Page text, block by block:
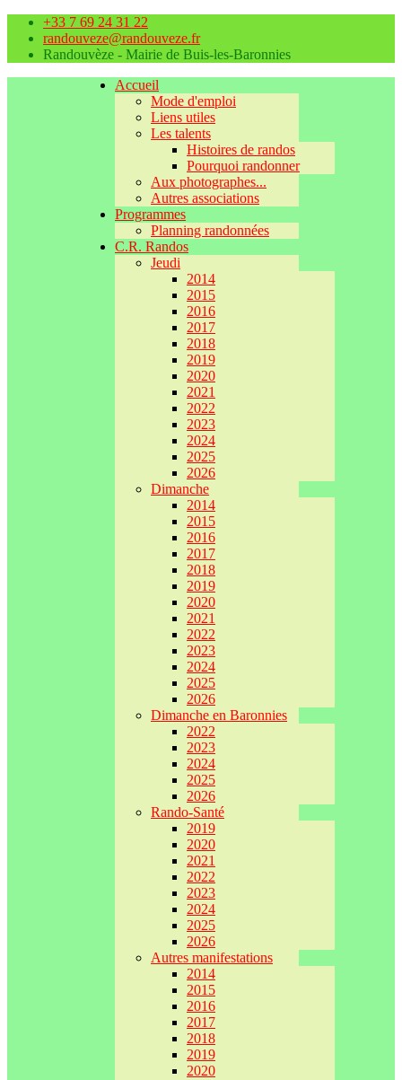
+33 7 69 24 31 22
randouveze@randouveze.fr
Randouvèze - Mairie de Buis-les-Baronnies
Accueil
Mode d'emploi
Liens utiles
Les talents
Histoires de randos
Pourquoi randonner
Aux photographes...
Autres associations
Programmes
Planning randonnées
C.R. Randos
Jeudi
2014
2015
2016
2017
2018
2019
2020
2021
2022
2023
2024
2025
2026
Dimanche
2014
2015
2016
2017
2018
2019
2020
2021
2022
2023
2024
2025
2026
Dimanche en Baronnies
2022
2023
2024
2025
2026
Rando-Santé
2019
2020
2021
2022
2023
2024
2025
2026
Autres manifestations
2014
2015
2016
2017
2018
2019
2020